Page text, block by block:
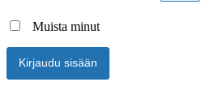
Muista minut